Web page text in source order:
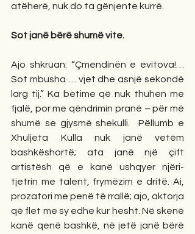
atëherë, nuk do ta gënjente kurrë.
Sot janë bërë shumë vite.
Ajo shkruan: “Çmendinën e evitova!…
Sot mbusha … vjet dhe asnjë sekondë
larg tij.” Ka betime që nuk thuhen me
fjalë, por me qëndrimin pranë – për më
shumë se gjysmë shekulli.  Pëllumb e
Xhuljeta Kulla nuk janë vetëm
bashkëshortë; ata janë një çift
artistësh që e kanë ushqyer njëri-
tjetrin me talent, frymëzim e dritë. Ai,
prozatori me penë të rrallë; ajo, aktorja
që flet me sy edhe kur hesht. Në skenë
kanë qenë bashkë, në jetë janë bërë